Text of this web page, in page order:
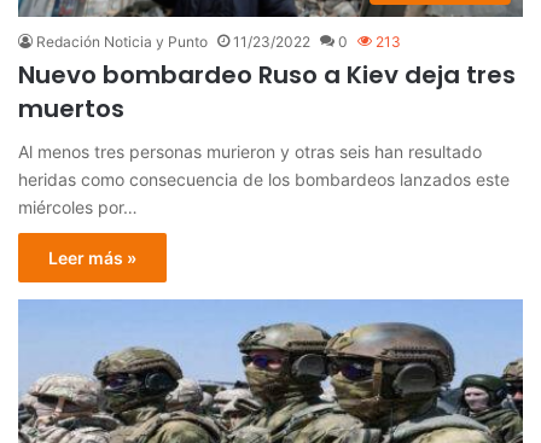
Redación Noticia y Punto 11/23/2022 0 213
Nuevo bombardeo Ruso a Kiev deja tres
muertos
Al menos tres personas murieron y otras seis han resultado
heridas como consecuencia de los bombardeos lanzados este
miércoles por…
Leer más »